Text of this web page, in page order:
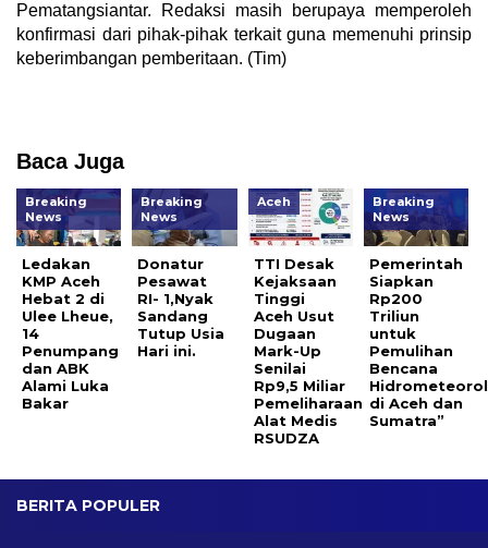
Pematangsiantar. Redaksi masih berupaya memperoleh
konfirmasi dari pihak-pihak terkait guna memenuhi prinsip
keberimbangan pemberitaan. (Tim)
Baca Juga
Breaking
News
Ledakan
KMP Aceh
Hebat 2 di
Ulee Lheue,
14
Penumpang
dan ABK
Alami Luka
Bakar
Breaking
News
Donatur
Pesawat
RI- 1,Nyak
Sandang
Tutup Usia
Hari ini.
Aceh
TTI Desak
Kejaksaan
Tinggi
Aceh Usut
Dugaan
Mark-Up
Senilai
Rp9,5 Miliar
Pemeliharaan
Alat Medis
RSUDZA
Breaking
News
Pemerintah
Siapkan
Rp200
Triliun
untuk
Pemulihan
Bencana
di Aceh dan
Sumatra”
BERITA POPULER